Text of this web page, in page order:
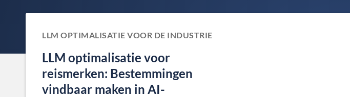
LLM OPTIMALISATIE VOOR DE INDUSTRIE
LLM optimalisatie voor
reismerken: Bestemmingen
vindbaar maken in AI-